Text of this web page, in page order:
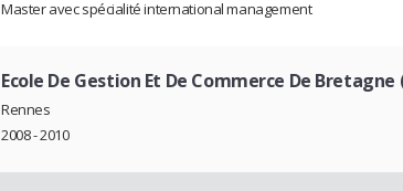
Master avec spécialité international management
Ecole De Gestion Et De Commerce De Bretagne
Rennes
2008 - 2010